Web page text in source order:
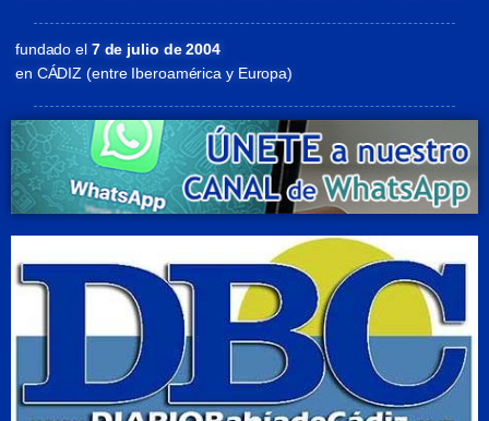
fundado el7 de julio de 2004
en CÁDIZ (entre Iberoamérica y Europa)